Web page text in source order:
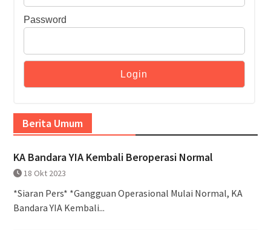
Password
Berita Umum
KA Bandara YIA Kembali Beroperasi Normal
18 Okt 2023
*Siaran Pers* *Gangguan Operasional Mulai Normal, KA
Bandara YIA Kembali...